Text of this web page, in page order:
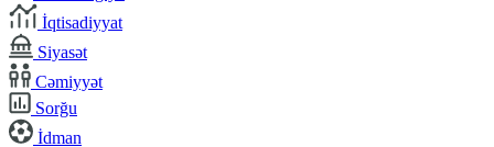
İqtisadiyyat
Siyasət
Cəmiyyət
Sorğu
İdman